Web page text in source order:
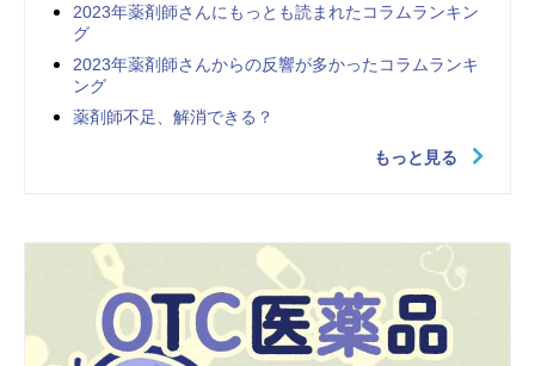
2023年薬剤師さんにもっとも読まれたコラムランキン
グ
2023年薬剤師さんからの反響が多かったコラムランキ
ング
薬剤師不足、解消できる？
もっと見る